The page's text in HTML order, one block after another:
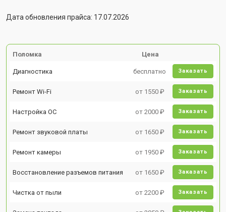
Дата обновления прайса: 17.07.2026
Поломка Цена
Диагностика бесплатно Заказать
Ремонт Wi-Fi от 1550 ₽ Заказать
Настройка ОС от 2000 ₽ Заказать
Ремонт звуковой платы от 1650 ₽ Заказать
Ремонт камеры от 1950 ₽ Заказать
Восстановление разъемов питания от 1650 ₽ Заказать
Чистка от пыли от 2200 ₽ Заказать